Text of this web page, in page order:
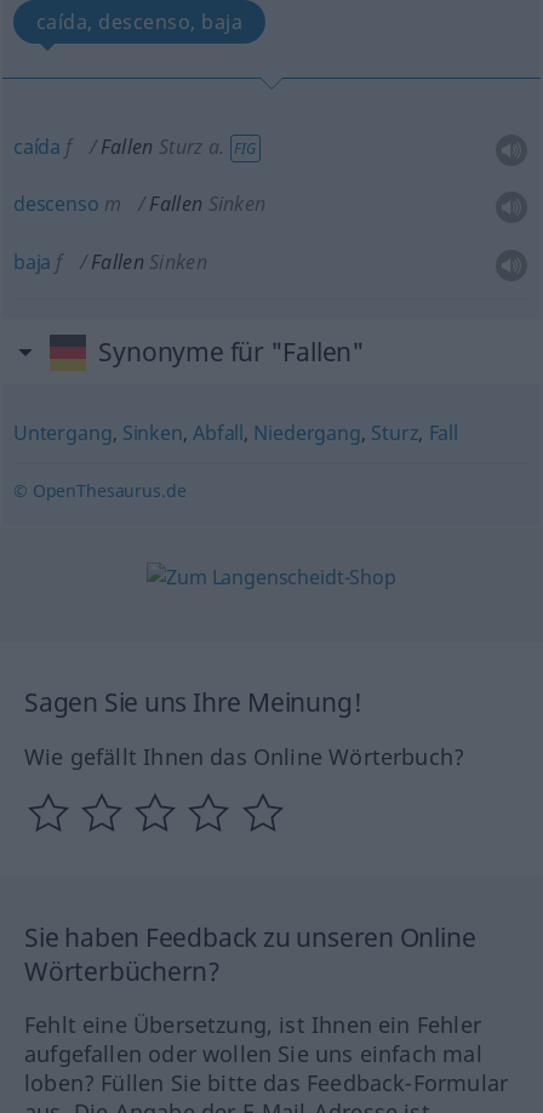
caída, descenso, baja
caída f Fallen Sturz a. FIG
descenso m Fallen Sinken
baja f Fallen Sinken
Synonyme für "Fallen"
Untergang, Sinken,Abfall, Niedergang, Sturz, Fall
© OpenThesaurus.de
Sagen Sie uns Ihre Meinung!
Wie gefällt Ihnen das Online Wörterbuch?
Sie haben Feedback zu unseren Online
Wörterbüchern?
Fehlt eine Übersetzung, ist Ihnen ein Fehler
aufgefallen oder wollen Sie uns einfach mal
loben? Füllen Sie bitte das Feedback-Formular